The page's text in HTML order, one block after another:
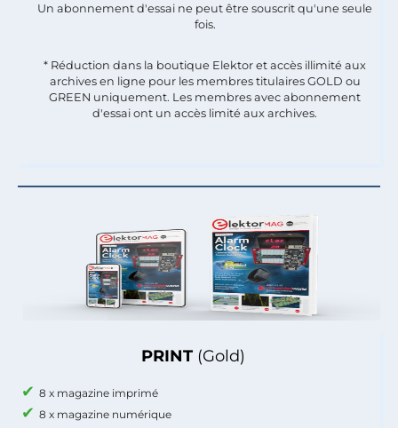
PRINT (Gold)
8 x magazine imprimé
8 x magazine numérique
Un abonnement d'essai ne peut être souscrit qu'une seule
fois.​
* Réduction dans la boutique Elektor et accès illimité aux
archives en ligne pour les membres titulaires GOLD ou
GREEN uniquement. Les membres avec abonnement
d'essai ont un accès limité aux archives.